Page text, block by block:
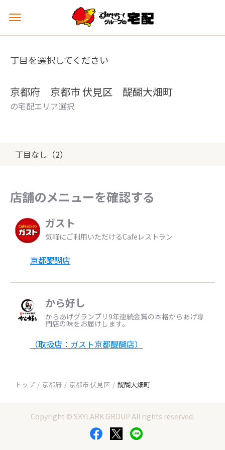
メ
ュ
を
丁目を選択してください
京都府 京都市 伏見区 醍醐大畑町
の宅配エリア選択
丁目なし（2）
店舗のメニューを確認する
ガスト
気軽にご利用いただけるCafeレストラン
京都醍醐店
から好し
からあげグランプリ9年連続金賞の本格からあげ専
門店の味をお届けします。
（取扱店：ガスト京都醍醐店）
トップ 京都府 京都市 伏見区 醍醐大畑町
Copyright © SKYLARK GROUP All rights reserved.